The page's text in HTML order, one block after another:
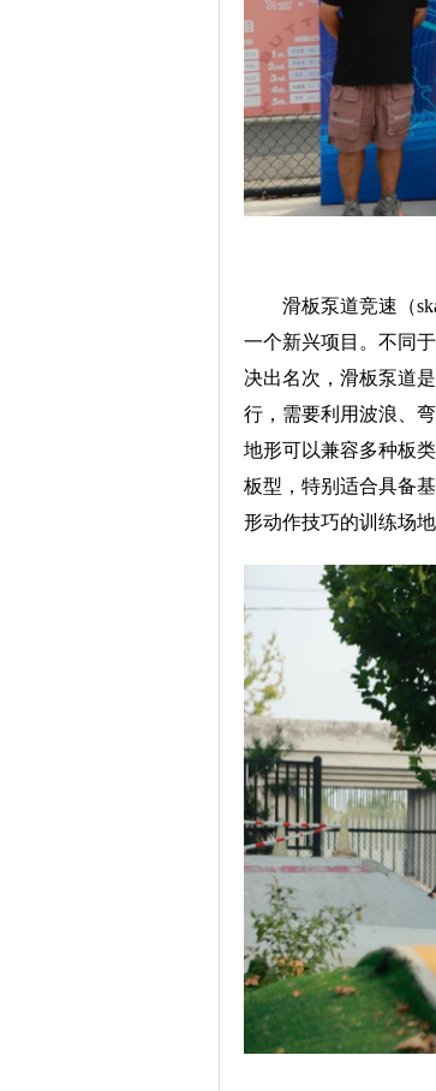
滑板泵道竞速（
一个新兴项目。不同
决出名次，滑板泵道
行，需要利用波浪、
地形可以兼容多种板
板型，特别适合具备
形动作技巧的训练场地